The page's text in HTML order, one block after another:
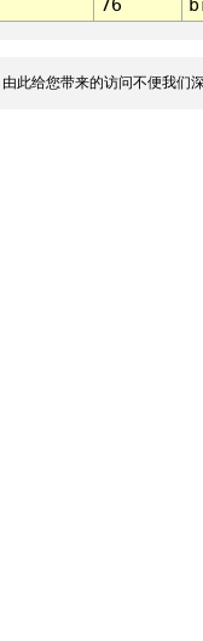
76
此给您带来的访问不便我们